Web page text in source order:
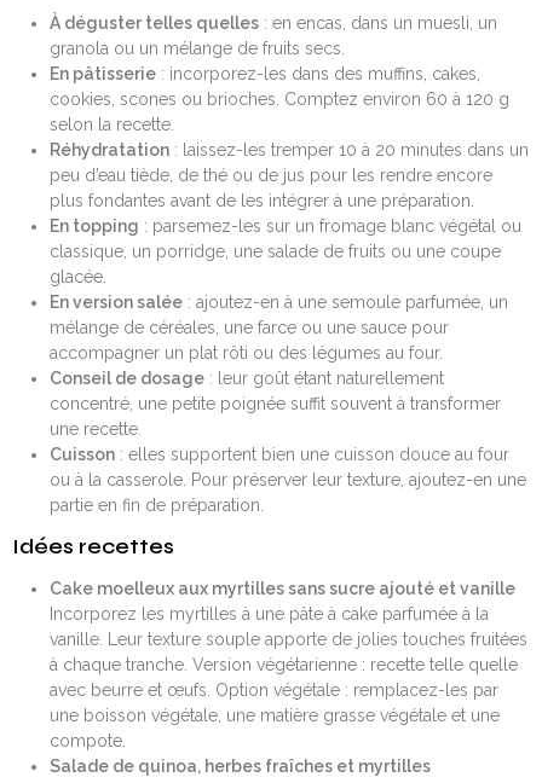
À déguster telles quelles: en encas, dans un muesli, un
granola ou un mélange de fruits secs.
En pâtisserie: incorporez-les dans des muffins, cakes,
cookies, scones ou brioches. Comptez environ 60 à 120 g
selon la recette.
Réhydratation: laissez-les tremper 10 à 20 minutes dans un
peu d’eau tiède, de thé ou de jus pour les rendre encore
plus fondantes avant de les intégrer à une préparation.
En topping : parsemez-les sur un fromage blanc végétal ou
classique, un porridge, une salade de fruits ou une coupe
glacée.
En version salée: ajoutez-en à une semoule parfumée, un
mélange de céréales, une farce ou une sauce pour
accompagner un plat rôti ou des légumes au four.
Conseil de dosage: leur goût étant naturellement
concentré, une petite poignée suffit souvent à transformer
une recette.
Cuisson: elles supportent bien une cuisson douce au four
ou à la casserole. Pour préserver leur texture, ajoutez-en une
partie en fin de préparation.
Idées recettes
Cake moelleux aux myrtilles sans sucre ajouté et vanille
Incorporez les myrtilles à une pâte à cake parfumée à la
vanille. Leur texture souple apporte de jolies touches fruitées
à chaque tranche. Version végétarienne : recette telle quelle
avec beurre et œufs. Option végétale : remplacez-les par
une boisson végétale, une matière grasse végétale et une
compote.
Salade de quinoa, herbes fraîches et myrtilles